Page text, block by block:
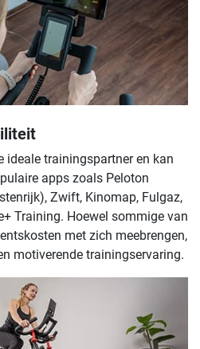
ideale trainingspartner en kan
apps zoals Peloton
Zwift, Kinomap, Fulgaz,
Training. Hoewel sommige van
met zich meebrengen,
motiverende trainingservaring.